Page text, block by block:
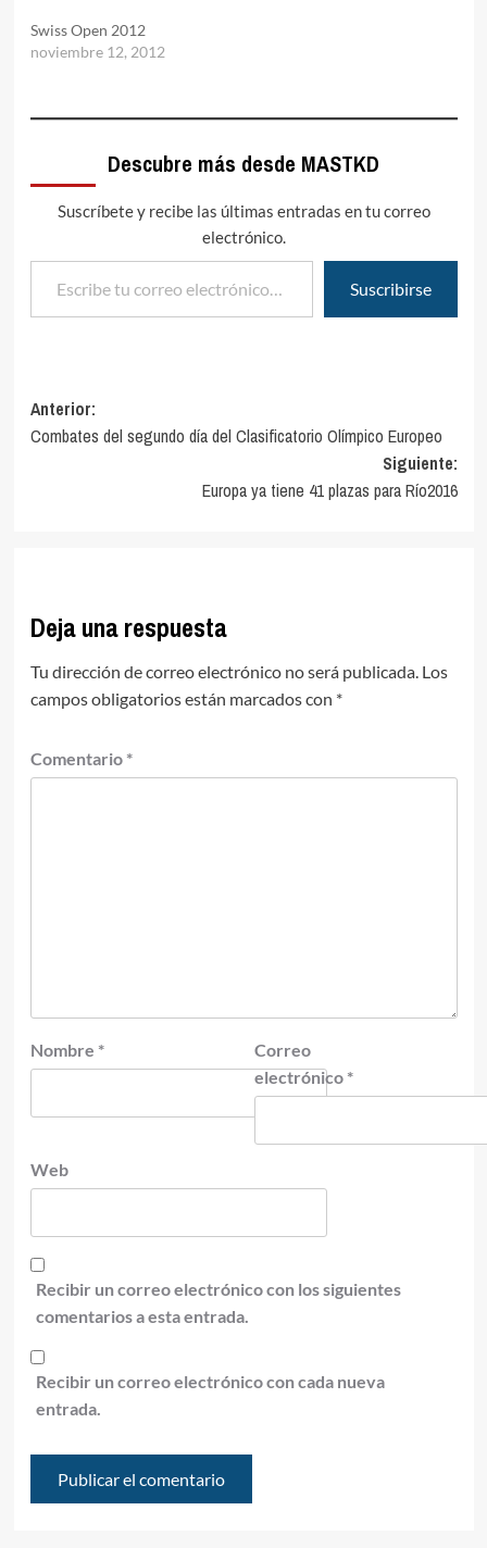
Swiss Open 2012
noviembre 12, 2012
Descubre más desde MASTKD
Suscríbete y recibe las últimas entradas en tu correo
electrónico.
Escribe tu correo electrónico…
Suscribirse
Navegación
de
Anterior:
Combates del segundo día del Clasificatorio Olímpico Europeo
Siguiente:
Europa ya tiene 41 plazas para Río2016
Deja una respuesta
Tu dirección de correo electrónico no será publicada. Los
campos obligatorios están marcados con *
Comentario *
Nombre *
Correo
electrónico *
Web
Recibir un correo electrónico con los siguientes
comentarios a esta entrada.
Recibir un correo electrónico con cada nueva
entrada.